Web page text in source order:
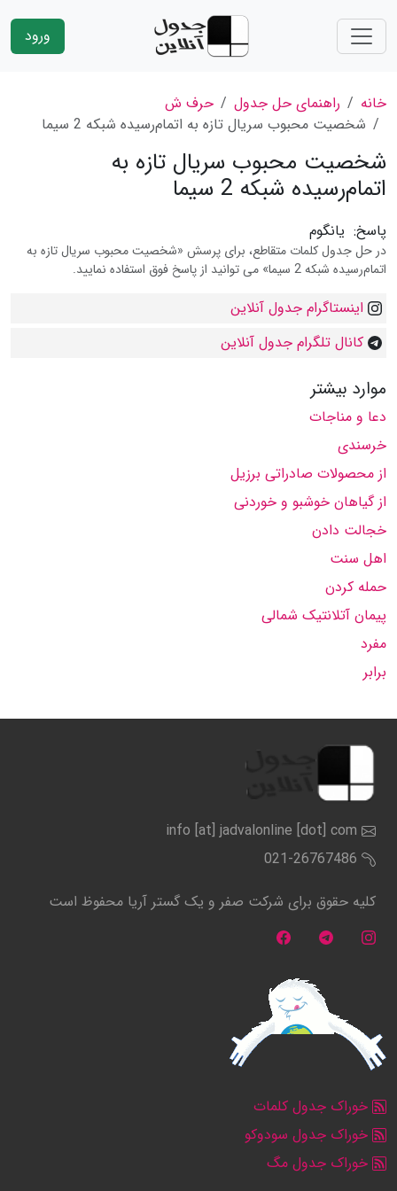
ورود
خانه راهنمای حل جدول
حرف ش
شخصیت محبوب سریال تازه به اتمام‌رسیده شبکه 2 سیما
شخصیت محبوب سریال تازه به
اتمام‌رسیده شبکه 2 سیما
پاسخ: یانگوم
در حل جدول کلمات متقاطع، برای پرسش «شخصیت محبوب سریال تازه به
اتمام‌رسیده شبکه 2 سیما» می توانید از پاسخ فوق استفاده نمایید.
اینستاگرام جدول آنلاین
کانال تلگرام جدول آنلاین
موارد بیشتر
دعا و مناجات
خرسندی
از محصولات صادراتی برزیل
از گیاهان خوشبو و خوردنی
خجالت دادن
اهل سنت
حمله کردن
پیمان آتلانتیک شمالی
مفرد
برابر
info [at] jadvalonline [dot] com
021-26767486
کلیه حقوق برای شرکت صفر و یک گستر آریا محفوظ است
خوراک جدول کلمات
خوراک جدول سودوکو
خوراک جدول مگ